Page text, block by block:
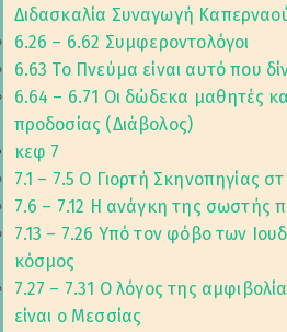
Διδασκαλία Συναγωγή
6.26 – 6.62 Συμφεροντολόγοι
6.63 Το Πνεύμα είναι αυτό που
6.64 – 6.71 Οι δώδεκα μαθητές
προδοσίας (Διάβολος)
κεφ 7
7.1 – 7.5 O Γιορτή Σκηνοπηγίας
7.6 – 7.12 Η ανάγκη της σωστής
7.13 – 7.26 Υπό τον φόβο των
κόσμος
7.27 – 7.31 Ο λόγος της
είναι ο Μεσσίας